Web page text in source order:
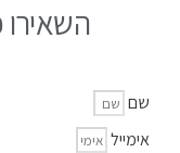
השאירו
שם
אימייל